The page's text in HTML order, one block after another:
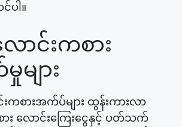
ပါ။
ာင်းကစား
ျား
ကစားအက်ပ်များ ထွန်းကားလာ
း လောင်းကြေးငွေနှင့် ပတ်သက်